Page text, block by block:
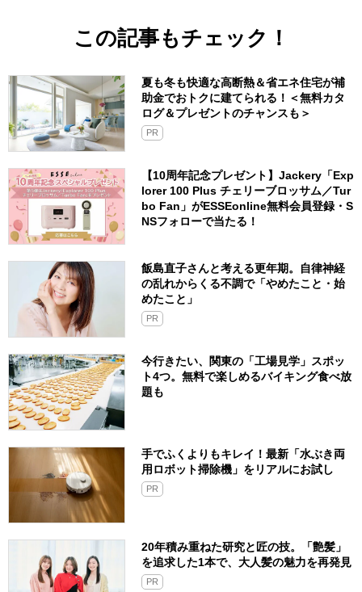
この記事もチェック！
夏も冬も快適な高断熱＆省エネ住宅が補
助金でおトクに建てられる！＜無料カタ
ログ＆プレゼントのチャンスも＞
PR
【10周年記念プレゼント】Jackery「Exp
lorer 100 Plus チェリーブロッサム／Tur
bo Fan」がESSEonline無料会員登録・S
NSフォローで当たる！
飯島直子さんと考える更年期。自律神経
の乱れからくる不調で「やめたこと・始
めたこと」
PR
今行きたい、関東の「工場見学」スポッ
ト4つ。無料で楽しめるバイキング食べ放
題も
手でふくよりもキレイ！最新「水ぶき両
用ロボット掃除機」をリアルにお試し
PR
20年積み重ねた研究と匠の技。「艶髪」
を追求した1本で、大人髪の魅力を再発見
PR